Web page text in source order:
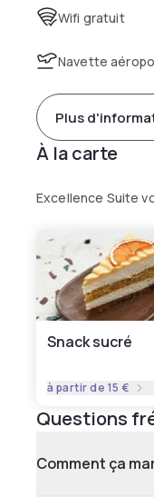
Wifi gratuit
Navette
Plus
À la carte
Excellence Suite
Snack sucré
à partir de 15 €
Questions
Comment ça